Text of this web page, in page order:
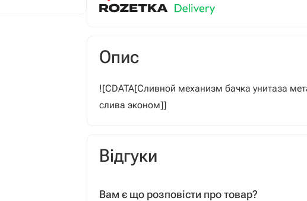
Опис
![CDATA[Сливной механизм бачка унитаза
слива эконом]]
Відгуки
Вам є що розповісти про товар?